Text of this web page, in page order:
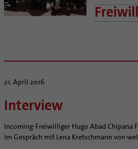
Notfall
Schöpfungsspiritualität
Veranstaltungen
Stellenangebote
Liturgie und Kirchenmusik
Internationale Freiwilligendienste
Büchereien
Medienstelle
Personalentwicklung
Unterstützungsangebot für Seelsorgende
Bistumsatlas
Beruf und Familie
Mitarbeitervertretung
Kirchlicher Anzeiger
Kirchliches Arbeitsrecht
21. April 2016
Interview
Incoming-Freiwilliger Hugo Abad Chipana
im Gespräch mit Lena Kretschmann von